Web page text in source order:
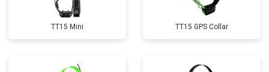
TT15 Mini TT15 GPS Collar